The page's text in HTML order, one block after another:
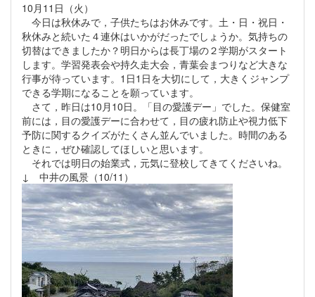
10月11日（火）
今日は秋休みで，子供たちはお休みです。土・日・祝日・
秋休みと続いた４連休はいかがだったでしょうか。気持ちの
切替はできましたか？明日からは長丁場の２学期がスタート
します。学習発表会や持久走大会，青葉会まつりなど大きな
行事が待っています。1日1日を大切にして，大きくジャンプ
できる学期になることを願っています。
さて，昨日は10月10日。「目の愛護デー」でした。保健室
前には，目の愛護デーに合わせて，目の疲れ防止や視力低下
予防に関するクイズがたくさん並んでいました。時間のある
ときに，ぜひ確認してほしいと思います。
それでは明日の始業式，元気に登校してきてくださいね。
↓ 中井の風景（10/11）